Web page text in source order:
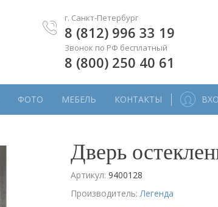
г. Санкт-Петербург
8 (812) 996 33 19
Звонок по РФ бесплатный
8 (800) 250 40 61
ФОТО МЕБЕЛЬ КОНТАКТЫ
Дверь
Артикул:9400128
Производитель:Легенда